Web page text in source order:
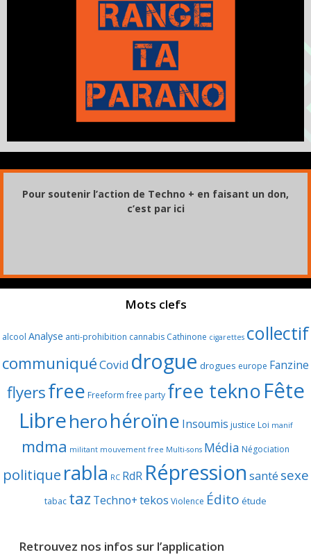
Pour soutenir l’action de Techno + en faisant un don,
c’est par ici
Mots clefs
alcool Analyse anti-prohibition cannabis Cathinone cigarettes collectif
communiquéCovid drogue drogues europe Fanzine
flyersfree Freeform free party free teknoFête
Libreherohéroïne Insoumis justice Loi manif
mdma militant mouvement free Multi-sons Média Négociation
politique rabla RC RdR Répression santé sexe
tabac taz Techno+tekos Violence Édito étude
Retrouvez nos infos sur l’application